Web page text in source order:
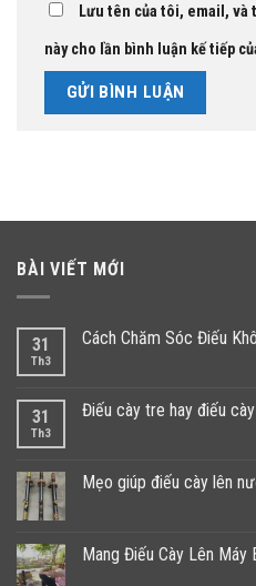
Lưu tên của tôi, email,
này cho lần bình luận kế tiếp
BÀI VIẾT MỚI
31
Th3
Cách Chăm Sóc Điếu
31
Th3
Điếu cày tre hay điếu
Mẹo giúp điếu cày lên
Mang Điếu Cày Lên Máy